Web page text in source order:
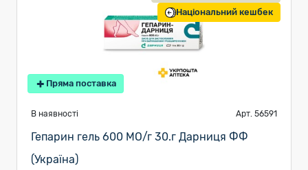
Національний кешбек
Пряма поставка
В наявності Арт. 56591
Гепарин гель 600 МО/г 30.г Дарниця ФФ
(Україна)